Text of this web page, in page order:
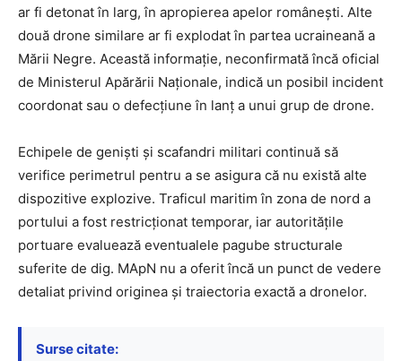
ar fi detonat în larg, în apropierea apelor românești. Alte
două drone similare ar fi explodat în partea ucraineană a
Mării Negre. Această informație, neconfirmată încă oficial
de Ministerul Apărării Naționale, indică un posibil incident
coordonat sau o defecțiune în lanț a unui grup de drone.
Echipele de genişti și scafandri militari continuă să
verifice perimetrul pentru a se asigura că nu există alte
dispozitive explozive. Traficul maritim în zona de nord a
portului a fost restricționat temporar, iar autoritățile
portuare evaluează eventualele pagube structurale
suferite de dig. MApN nu a oferit încă un punct de vedere
detaliat privind originea și traiectoria exactă a dronelor.
Surse citate: